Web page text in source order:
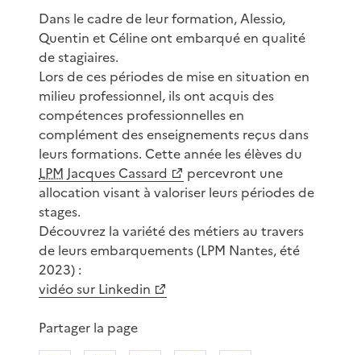
Dans le cadre de leur formation, Alessio,
Quentin et Céline ont embarqué en qualité
de stagiaires.
Lors de ces périodes de mise en situation en
milieu professionnel, ils ont acquis des
compétences professionnelles en
complément des enseignements reçus dans
leurs formations. Cette année les élèves du
LPM Jacques Cassard
percevront une
allocation visant à valoriser leurs périodes de
stages.
Découvrez la variété des métiers au travers
de leurs embarquements (LPM Nantes, été
2023) :
vidéo sur Linkedin
Partager la page